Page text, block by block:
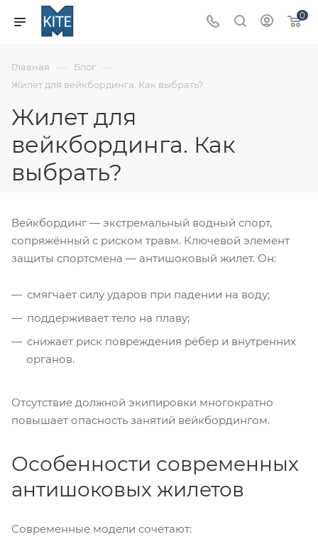
0
Главная — Блог —
Жилет для вейкбординга. Как выбрать?
Жилет для
вейкбординга. Как
выбрать?
Вейкбординг — экстремальный водный спорт,
сопряжённый с риском травм. Ключевой элемент
защиты спортсмена — антишоковый жилет. Он:
смягчает силу ударов при падении на воду;
поддерживает тело на плаву;
снижает риск повреждения рёбер и внутренних
органов.
Отсутствие должной экипировки многократно
повышает опасность занятий вейкбордингом.
Особенности современных
антишоковых жилетов
Современные модели сочетают: